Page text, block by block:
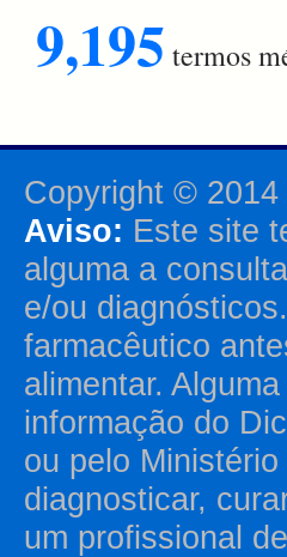
9,195 termos
Copyright © 2014
Aviso: Este site
alguma a
e/ou
farmacêutico
alimentar.
informação do
ou pelo
diagnosticar,
um profissional